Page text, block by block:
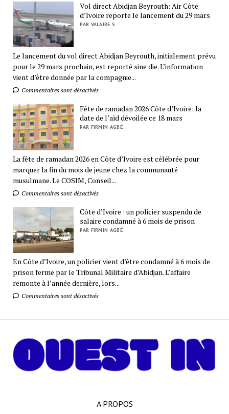
Vol direct Abidjan Beyrouth: Air Côte
d’Ivoire reporte le lancement du 29 mars
PAR VALAIRE S
Le lancement du vol direct Abidjan Beyrouth, initialement prévu
pour le 29 mars prochain, est reporté sine die. L’information
vient d’être donnée par la compagnie...
Commentaires sont désactivés
Fête de ramadan 2026 Côte d’Ivoire: la
date de l’aïd dévoilée ce 18 mars
PAR FIRMIN AGBÉ
La fête de ramadan 2026 en Côte d’Ivoire est célébrée pour
marquer la fin du mois de jeune chez la communauté
musulmane. Le COSIM, Conseil...
Commentaires sont désactivés
Côte d’Ivoire : un policier suspendu de
salaire condamné à 6 mois de prison
PAR FIRMIN AGBÉ
En Côte d’Ivoire, un policier vient d’être condamné à 6 mois de
prison ferme par le Tribunal Militaire d’Abidjan. L’affaire
remonte à l’année dernière, lors...
Commentaires sont désactivés
A PROPOS